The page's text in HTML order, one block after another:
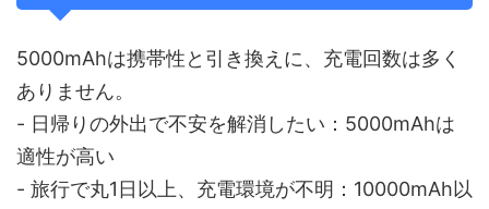
5000mAhは携帯性と引き換えに、充電回数は多く
ありません。
- 日帰りの外出で不安を解消したい：5000mAhは
適性が高い
- 旅行で丸1日以上、充電環境が不明：10000mAh以